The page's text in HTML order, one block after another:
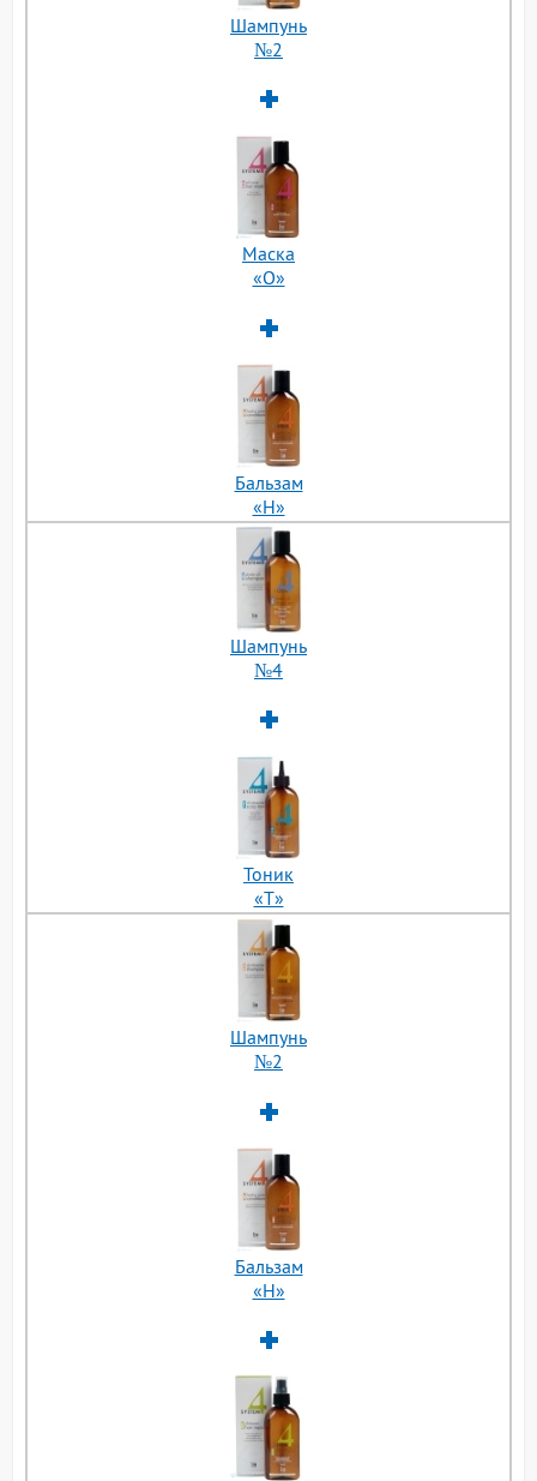
Шампунь
№2
Маска
«О»
Бальзам
«H»
Шампунь
№4
Тоник
«Т»
Шампунь
№2
Бальзам
«H»